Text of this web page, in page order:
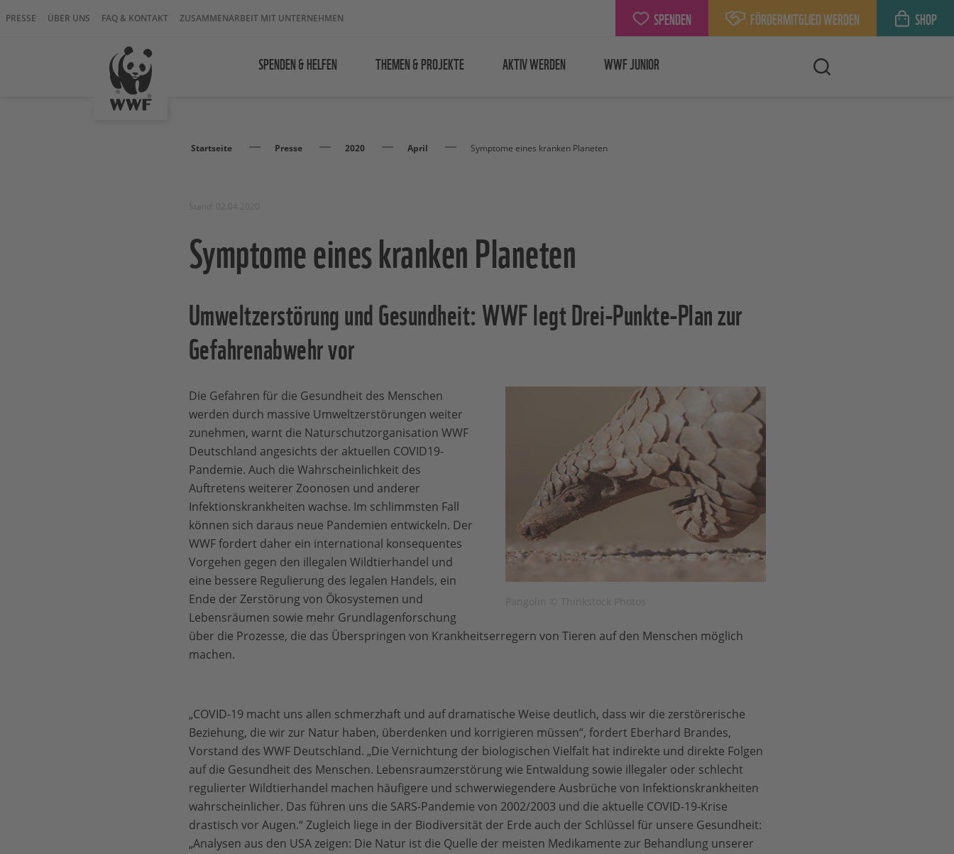
PRESSE ÜBER UNS FAQ & KONTAKT ZUSAMMENARBEIT MIT UNTERNEHMEN SPENDEN FÖRDERMITGLIED WERDEN SHOP
SPENDEN & HELFEN THEMEN & PROJEKTE AKTIV WERDEN WWF JUNIOR
Startseite Presse 2020 April Symptome eines kranken Planeten
Symptome eines kranken Planeten
Umweltzerstörung und Gesundheit: WWF legt Drei-Punkte-Plan zur
Gefahrenabwehr vor
Die Gefahren für die Gesundheit des Menschen
werden durch massive Umweltzerstörungen weiter
zunehmen, warnt die Naturschutzorganisation WWF
Deutschland angesichts der aktuellen COVID19-
Pandemie. Auch die Wahrscheinlichkeit des
Auftretens weiterer Zoonosen und anderer
Infektionskrankheiten wachse. Im schlimmsten Fall
können sich daraus neue Pandemien entwickeln. Der
WWF fordert daher ein international konsequentes
Vorgehen gegen den illegalen Wildtierhandel und
eine bessere Regulierung des legalen Handels, ein
Ende der Zerstörung von Ökosystemen und
Lebensräumen sowie mehr Grundlagenforschung
über die Prozesse, die das Überspringen von Krankheitserregern von Tieren auf den Menschen möglich
machen.
„COVID-19 macht uns allen schmerzhaft und auf dramatische Weise deutlich, dass wir die zerstörerische
Beziehung, die wir zur Natur haben, überdenken und korrigieren müssen“, fordert Eberhard Brandes,
Vorstand des WWF Deutschland. „Die Vernichtung der biologischen Vielfalt hat indirekte und direkte Folgen
auf die Gesundheit des Menschen. Lebensraumzerstörung wie Entwaldung sowie illegaler oder schlecht
regulierter Wildtierhandel machen häufigere und schwerwiegendere Ausbrüche von Infektionskrankheiten
wahrscheinlicher. Das führen uns die SARS-Pandemie von 2002/2003 und die aktuelle COVID-19-Krise
drastisch vor Augen.“ Zugleich liege in der Biodiversität der Erde auch der Schlüssel für unsere Gesundheit:
„Analysen aus den USA zeigen: Die Natur ist die Quelle der meisten Medikamente zur Behandlung unserer